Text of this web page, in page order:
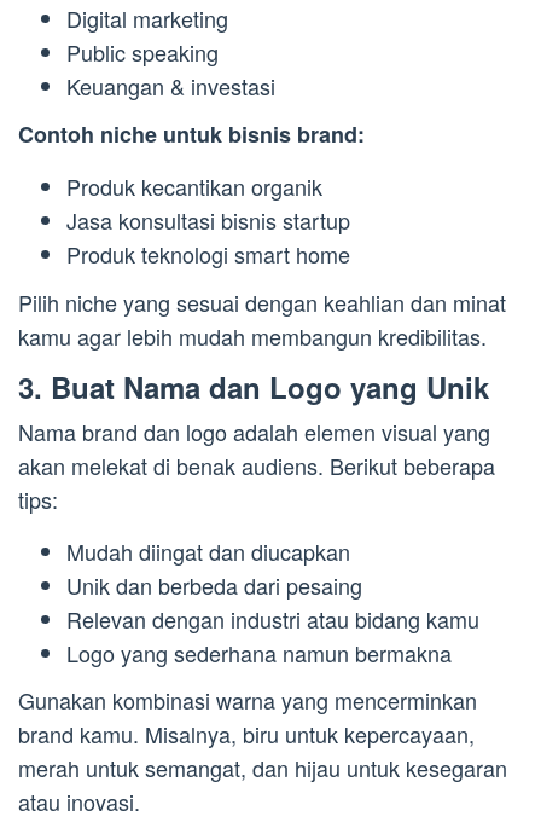
Digital marketing
Public speaking
Keuangan & investasi
Contoh niche untuk bisnis brand:
Produk kecantikan organik
Jasa konsultasi bisnis startup
Produk teknologi smart home
Pilih niche yang sesuai dengan keahlian dan minat
kamu agar lebih mudah membangun kredibilitas.
3. Buat Nama dan Logo yang Unik
Nama brand dan logo adalah elemen visual yang
akan melekat di benak audiens. Berikut beberapa
tips:
Mudah diingat dan diucapkan
Unik dan berbeda dari pesaing
Relevan dengan industri atau bidang kamu
Logo yang sederhana namun bermakna
Gunakan kombinasi warna yang mencerminkan
brand kamu. Misalnya, biru untuk kepercayaan,
merah untuk semangat, dan hijau untuk kesegaran
atau inovasi.